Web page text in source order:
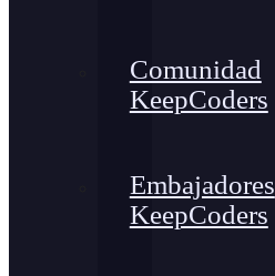
Comunidad
KeepCoders
Embajadores
KeepCoders